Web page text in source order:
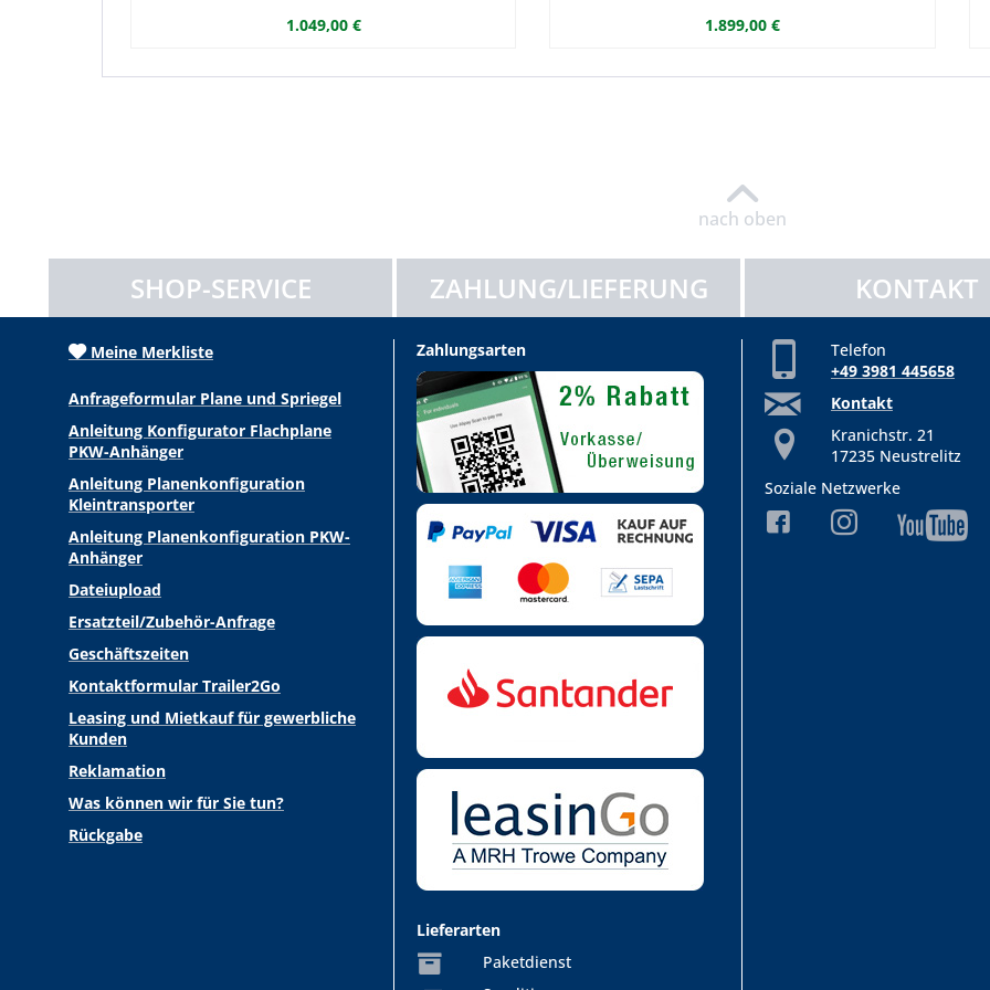
1.049,00 € 1.899,00 €
nach oben
SHOP-SERVICE ZAHLUNG/LIEFERUNG KONTAKT
Meine Merkliste
Anfrageformular Plane und Spriegel
Anleitung Konfigurator Flachplane
PKW-Anhänger
Anleitung Planenkonfiguration
Kleintransporter
Anleitung Planenkonfiguration PKW-
Anhänger
Dateiupload
Ersatzteil/Zubehör-Anfrage
Geschäftszeiten
Kontaktformular Trailer2Go
Leasing und Mietkauf für gewerbliche
Kunden
Reklamation
Was können wir für Sie tun?
Rückgabe
Zahlungsarten
Lieferarten
Paketdienst
Telefon
+49 3981 445658
Kontakt
Kranichstr. 21
17235 Neustrelitz
Soziale Netzwerke